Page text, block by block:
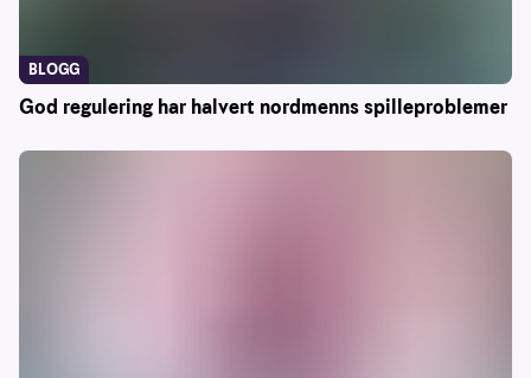
God regulering har halvert nordmenns spilleproblemer
BLOGG